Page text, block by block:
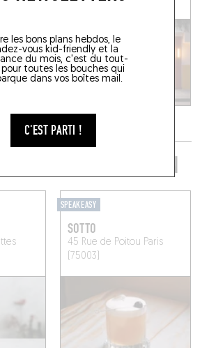
les bons plans hebdos, le
vous kid-friendly et la
du mois, c'est du tout-
toutes les bouches qui
dans vos boîtes mail.
C'EST PARTI !
VERRE DANS LE COIN
SPEAKEASY
SOTTO
45 Rue de Poitou Paris
(75003)